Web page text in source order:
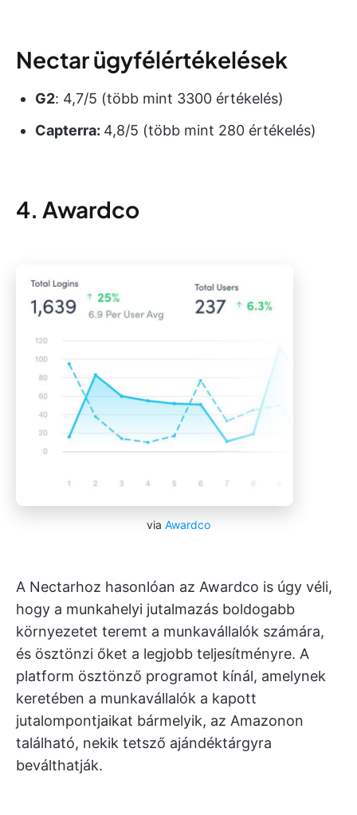
Nectar ügyfélértékelések
G2: 4,7/5 (több mint 3300 értékelés)
Capterra: 4,8/5 (több mint 280 értékelés)
4. Awardco
via Awardco
A Nectarhoz hasonlóan az Awardco is úgy véli,
hogy a munkahelyi jutalmazás boldogabb
környezetet teremt a munkavállalók számára,
és ösztönzi őket a legjobb teljesítményre. A
platform ösztönző programot kínál, amelynek
keretében a munkavállalók a kapott
jutalompontjaikat bármelyik, az Amazonon
található, nekik tetsző ajándéktárgyra
beválthatják.